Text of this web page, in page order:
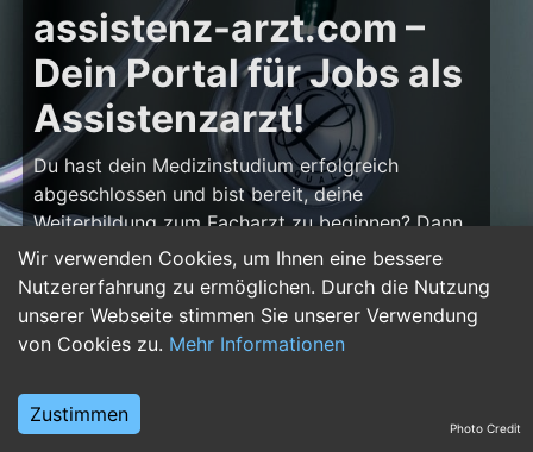
Wir verwenden Cookies, um Ihnen eine bessere
Nutzererfahrung zu ermöglichen. Durch die Nutzung
unserer Webseite stimmen Sie unserer Verwendung
von Cookies zu. Mehr Informationen
Zustimmen
assistenz-arzt.com –
Dein Portal für Jobs als
Assistenzarzt!
Du hast dein Medizinstudium erfolgreich
abgeschlossen und bist bereit, deine
Weiterbildung zum Facharzt zu beginnen? Dann
bist du aufassistenz-arzt.comgenau richtig!
Hier findest du zahlreiche Stellenangebote für
Assistenzärzte in allen Fachrichtungen – von der
Inneren Medizin über die Chirurgie bis hin zur
deine Karriere im Arztberuf und finde die
passende Klinik oder Praxis für deinen nächstenPhoto Credit